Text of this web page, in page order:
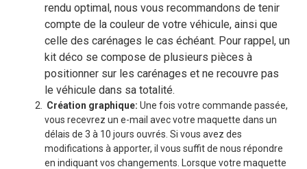
rendu optimal, nous vous recommandons de tenir
compte de la couleur de votre véhicule, ainsi que
celle des carénages le cas échéant. Pour rappel, un
kit déco se compose de plusieurs pièces à
positionner sur les carénages et ne recouvre pas
le véhicule dans sa totalité.
Création graphique: Une fois votre commande passée,
vous recevrez un e-mail avec votre maquette dans un
délais de 3 à 10 jours ouvrés. Si vous avez des
modifications à apporter, il vous suffit de nous répondre
en indiquant vos changements. Lorsque votre maquette